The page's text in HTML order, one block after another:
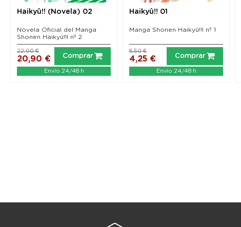
Haikyû!! (Novela) 02
Novela Oficial del Manga
Shonen Haikyû!!l nº 2
20,90 €
22,00 €
Comprar
Envío 24/48 h
Haikyû!! 01
Manga Shonen Haikyû!!l nº 1
4,25 €
8,50 €
Comprar
Envío 24/48 h